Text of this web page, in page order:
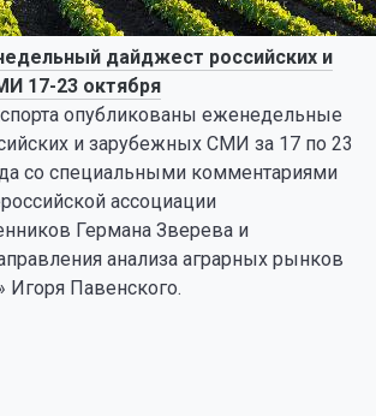
дайджест российских и
17-23 октября
опубликованы еженедельные
и зарубежных СМИ за 17 по 23
со специальными комментариями
ассоциации
Германа Зверева и
анализа аграрных рынков
Игоря Павенского.